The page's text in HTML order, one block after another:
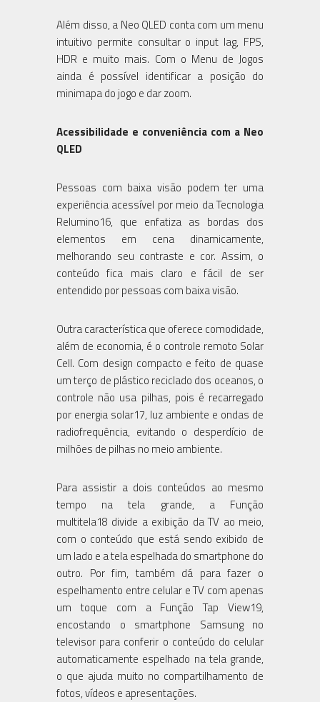
Além disso, a Neo QLED conta com um menu
intuitivo permite consultar o input lag, FPS,
HDR e muito mais. Com o Menu de Jogos
ainda é possível identificar a posição do
minimapa do jogo e dar zoom.
Acessibilidade e conveniência com a Neo
QLED
Pessoas com baixa visão podem ter uma
experiência acessível por meio da Tecnologia
Relumino16, que enfatiza as bordas dos
elementos em cena dinamicamente,
melhorando seu contraste e cor. Assim, o
conteúdo fica mais claro e fácil de ser
entendido por pessoas com baixa visão.
Outra característica que oferece comodidade,
além de economia, é o controle remoto Solar
Cell. Com design compacto e feito de quase
um terço de plástico reciclado dos oceanos, o
controle não usa pilhas, pois é recarregado
por energia solar17, luz ambiente e ondas de
radiofrequência, evitando o desperdício de
milhões de pilhas no meio ambiente.
Para assistir a dois conteúdos ao mesmo
tempo na tela grande, a Função
multitela18 divide a exibição da TV ao meio,
com o conteúdo que está sendo exibido de
um lado e a tela espelhada do smartphone do
outro. Por fim, também dá para fazer o
espelhamento entre celular e TV com apenas
um toque com a Função Tap View19,
encostando o smartphone Samsung no
televisor para conferir o conteúdo do celular
automaticamente espelhado na tela grande,
o que ajuda muito no compartilhamento de
fotos, vídeos e apresentações.